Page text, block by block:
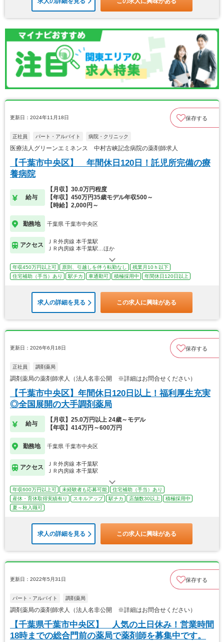
更新日：2024年11月18日 保存する
正社員 パート・アルバイト 病院・クリニック
医療法人グリーンエミネンス 中村古峡記念病院の薬剤師求人
【千葉市中央区】 年間休日120日！託児所完備の療
養病院
給与
【月収】30.0万円程度
【年収】450万円35歳モデル年収500～
【時給】2,000円～
勤務地 千葉県 千葉市中央区
アクセス
ＪＲ外房線 本千葉駅
ＪＲ内房線 本千葉駅…ほか
年収450万円以上可 原則、引越しを伴う転勤なし
残業月10ｈ以下
住宅補助（手当）あり
駅チカ 車通勤可 積極採用中 年間休日120日以上
求人の詳細を見る この求人に興味がある
更新日：2026年6月18日 保存する
正社員 調剤薬局
調剤薬局の薬剤師求人（法人名非公開 ※詳細はお問合せください）
【千葉市中央区】年間休日120日以上！福利厚生充実
◎全国展開の大手調剤薬局
給与
【月収】25.0万円以上 24歳～モデル
【年収】414万円～600万円
勤務地 千葉県 千葉市中央区
アクセス
ＪＲ外房線 本千葉駅
ＪＲ内房線 本千葉駅
年収600万円以上可 未経験者も応募可能
住宅補助（手当）あり
産休・育休取得実績有り
スキルアップ 駅チカ 店舗数30以上
積極採用中
夏～秋入職可
求人の詳細を見る この求人に興味がある
更新日：2022年5月31日 保存する
パート・アルバイト 調剤薬局
調剤薬局の薬剤師求人（法人名非公開 ※詳細はお問合せください）
【千葉県千葉市中央区】 人気の土日休み！営業時間
18時までの総合門前の薬局で薬剤師を募集中です。